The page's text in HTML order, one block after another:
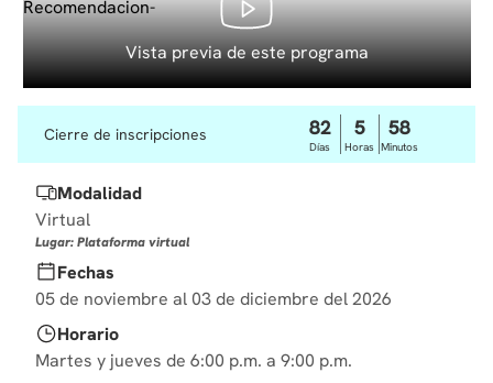
10. diseño
Vista previa de este programa
Cierre de inscripciones 82
Días
5
Horas
58
Minutos
Modalidad
Virtual
Lugar: Plataforma virtual
Fechas
05 de noviembre al 03 de diciembre del 2026
Horario
Martes y jueves de 6:00 p.m. a 9:00 p.m.